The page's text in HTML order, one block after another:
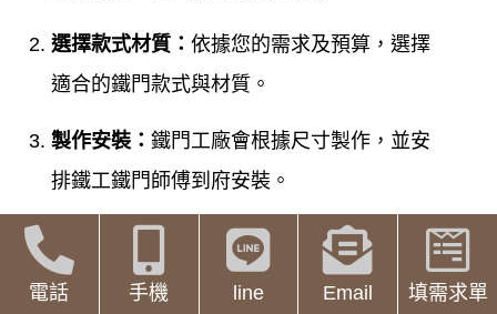
選擇款式材質： 依據您的需求及預算，選擇
適合的鐵門款式與材質。
製作安裝： 鐵門工廠會根據尺寸製作，並安
排鐵工鐵門師傅到府安裝。
調整測試：安裝完成後，鐵工鐵門師傅會進
行細部調整，並測試門的功能是否正常。
電話 手機 line Email 填需求單